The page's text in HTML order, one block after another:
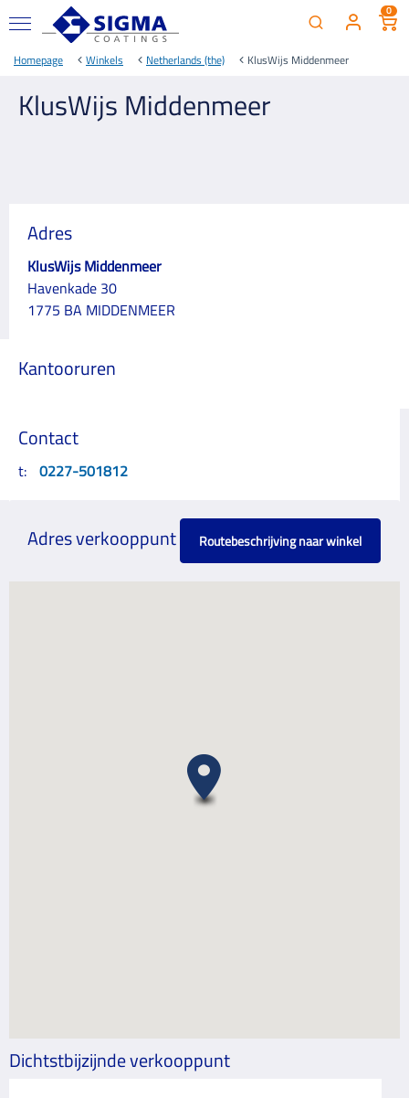
0
Homepage Winkels Netherlands (the) KlusWijs Middenmeer
KlusWijs Middenmeer
Adres
KlusWijs Middenmeer
Havenkade 30
1775 BA MIDDENMEER
Kantooruren
Contact
t: 0227-501812
Adres verkooppunt Routebeschrijving naar winkel
Dichtstbijzijnde verkooppunt